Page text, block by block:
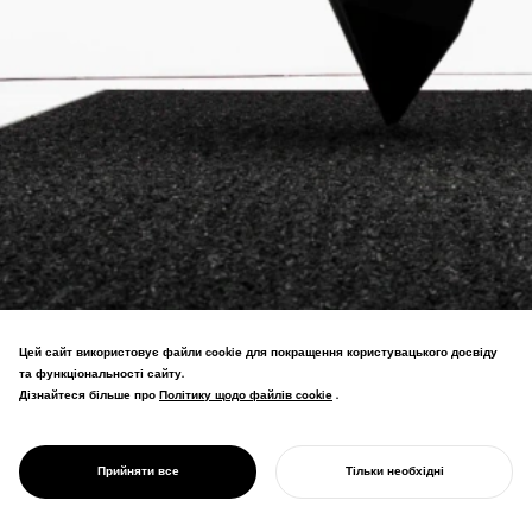
PROJECT
ZENBLACK
з використанням нанотехнологій.
виробів—стародавнє ремесло
революціонізується.
Цей сайт використовує файли cookie для покращення користувацького досвіду
та функціональності сайту.
Дізнайтеся більше про Політику щодо файлів cookie
Політику щодо файлів cookie .
Прийняти все Тільки необхідні